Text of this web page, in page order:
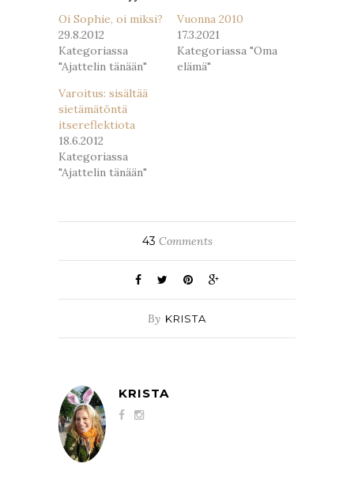
Oi Sophie, oi miksi?
29.8.2012
Kategoriassa
"Ajattelin tänään"
Vuonna 2010
17.3.2021
Kategoriassa "Oma
elämä"
Varoitus: sisältää
sietämätöntä
itsereflektiota
18.6.2012
Kategoriassa
"Ajattelin tänään"
43 Comments
By KRISTA
KRISTA